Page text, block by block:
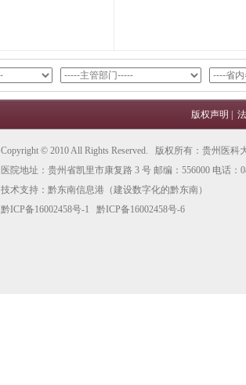
版权声明
Copyright © 2010 All Rights Reserved. 版权所有：贵州医科
医院地址：贵州省凯里市康复路 3 号 邮编：556000 电话：
技术支持： 黔东南信息港 （建设数字化的黔东南）
黔ICP备16002458号-1
黔ICP备16002458号-6